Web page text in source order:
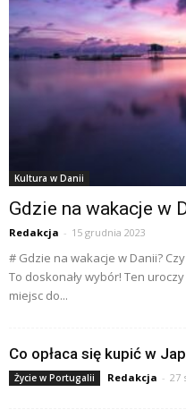
Kultura w Danii
Gdzie na wakacje w
Redakcja - 15 grudnia 2023
# Gdzie na wakacje w Danii?
To doskonały wybór! Ten
miejsc do...
Co opłaca się kupić w
Życie w Portugalii Redakcja - 27